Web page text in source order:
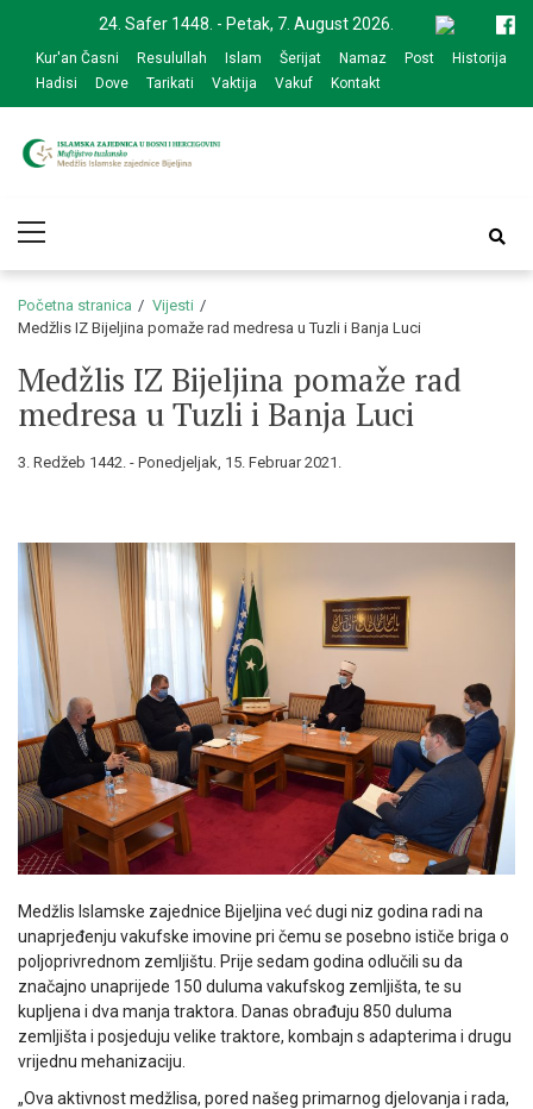
navigation
content
24. Safer 1448. - Petak, 7. August 2026.
Kur'an Časni Resulullah Islam Šerijat Namaz Post
Historija
Hadisi
Dove Tarikati Vaktija Vakuf Kontakt
zajednice Bijeljina
Menu
Početna stranica
Vijesti
Medžlis IZ Bijeljina pomaže rad medresa u Tuzli i Banja Luci
Medžlis IZ Bijeljina pomaže rad
medresa u Tuzli i Banja Luci
3. Redžeb 1442. - Ponedjeljak, 15. Februar 2021.
Medžlis Islamske zajednice Bijeljina već dugi niz godina radi na
unaprjeđenju vakufske imovine pri čemu se posebno ističe briga o
poljoprivrednom zemljištu. Prije sedam godina odlučili su da
značajno unaprijede 150 duluma vakufskog zemljišta, te su
kupljena i dva manja traktora. Danas obrađuju 850 duluma
zemljišta i posjeduju velike traktore, kombajn s adapterima i drugu
vrijednu mehanizaciju.
„Ova aktivnost medžlisa, pored našeg primarnog djelovanja i rada,